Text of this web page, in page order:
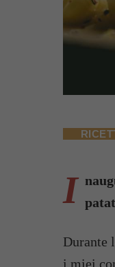
I
Durante
i miei